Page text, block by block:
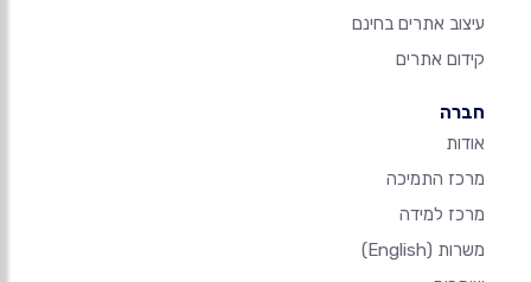
עיצוב אתרים בחינם
קידום אתרים
חברה
אודות
מרכז התמיכה
מרכז למידה
משרות (English)